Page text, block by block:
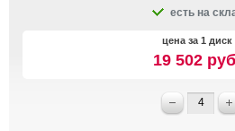
есть на
цена за 1 диск
19 502